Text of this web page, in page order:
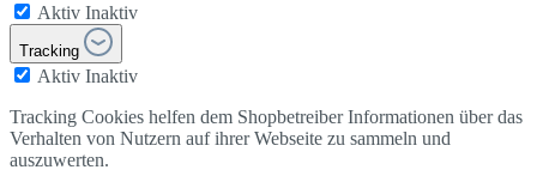
Aktiv Inaktiv
Tracking
Aktiv Inaktiv
Tracking Cookies helfen dem Shopbetreiber Informationen über das
Verhalten von Nutzern auf ihrer Webseite zu sammeln und
auszuwerten.